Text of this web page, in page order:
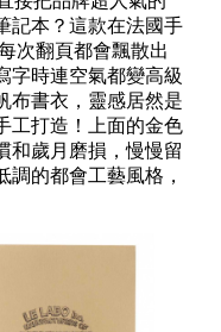
記本？這款在法國手
次翻頁都會飄散出
字時連空氣都變高級
布書衣，靈感居然是
工打造！上面的金色
和歲月磨損，慢慢留
的都會工藝風格，